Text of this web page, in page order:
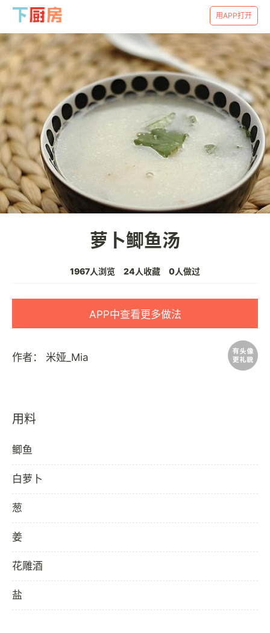
用APP打开
萝卜鲫鱼汤
1967人浏览 24人收藏 0人做过
APP中查看更多做法
作者： 米娅_Mia
用料
鲫鱼
白萝卜
葱
姜
花雕酒
盐